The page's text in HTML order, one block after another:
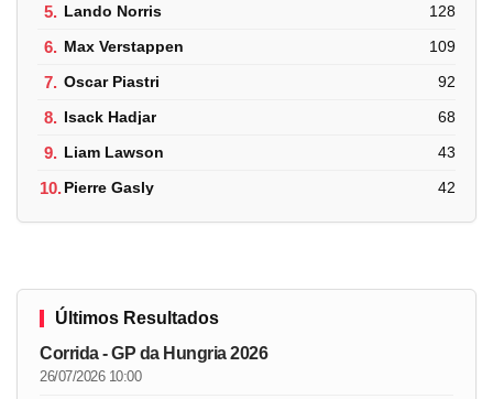
5. Lando Norris 128
6. Max Verstappen 109
7. Oscar Piastri 92
8. Isack Hadjar 68
9. Liam Lawson 43
10.Pierre Gasly 42
Últimos Resultados
Corrida - GP da Hungria 2026
26/07/2026 10:00